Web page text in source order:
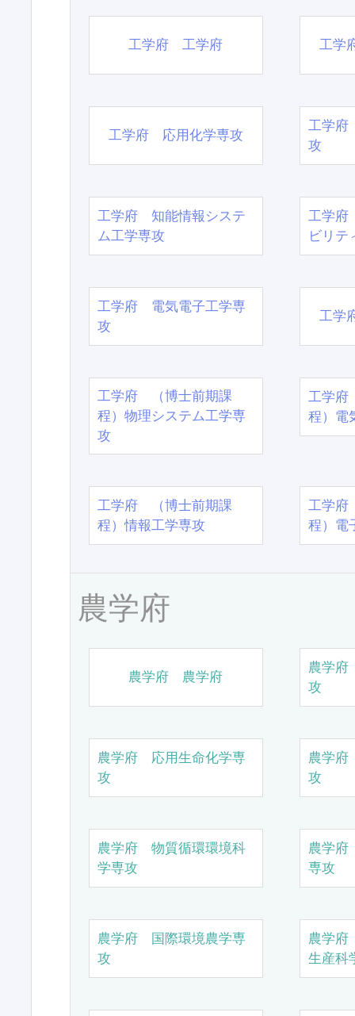
工学府 工学府 工学
工学府 応用化学専攻
工学府
攻
工学府 知能情報システ
ム工学専攻
工学府
ビリテ
工学府 電気電子工学専
攻
工学
工学府 （博士前期課
程）物理システム工学専
攻
工学
程）電
工学府 （博士前期課
程）情報工学専攻
工学
程）電
農学府
農学府 農学府
農学
攻
農学府 応用生命化学専
攻
農学
攻
農学府 物質循環環境科
学専攻
農学
専攻
農学府 国際環境農学専
攻
農学
生産科